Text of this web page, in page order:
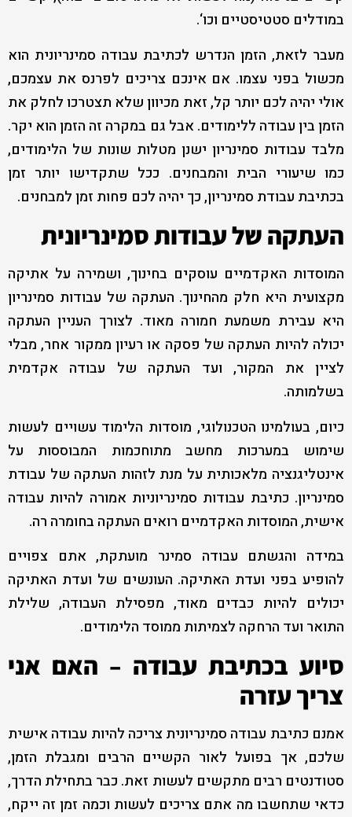
במודלים סטטיסטיים וכו‘.
מעבר לזאת, הזמן הנדרש לכתיבת עבודה סמינריונית הוא
מכשול בפני עצמו. אם אינכם צריכים לפרנס את עצמכם,
אולי יהיה לכם יותר קל, זאת מכיוון שלא תצטרכו לחלק את
הזמן בין עבודה ללימודים. אבל גם במקרה זה הזמן הוא יקר.
מלבד עבודות סמינריון ישנן מטלות שונות של הלימודים,
כמו שיעורי הבית והמבחנים. ככל שתקדישו יותר זמן
בכתיבת עבודת סמינריון, כך יהיה לכם פחות זמן למבחנים.
העתקה של עבודות סמינריונית
המוסדות האקדמיים עוסקים בחינוך, ושמירה על אתיקה
מקצועית היא חלק מהחינוך. העתקה של עבודות סמינריון
היא עבירת משמעת חמורה מאוד. לצורך העניין העתקה
יכולה להיות העתקה של פסקה או רעיון ממקור אחר, מבלי
לציין את המקור, ועד העתקה של עבודה אקדמית
בשלמותה.
כיום, בעולמינו הטכנולוגי, מוסדות הלימוד עשויים לעשות
שימוש במערכות מחשב מתוחכמות המבוססות על
אינטליגנציה מלאכותית על מנת לזהות העתקה של עבודת
סמינריון. כתיבת עבודות סמינריוניות אמורה להיות עבודה
אישית, המוסדות האקדמיים רואים העתקה בחומרה רה.
במידה והגשתם עבודה סמינר מועתקת, אתם צפויים
להופיע בפני ועדת האתיקה. העונשים של ועדת האתיקה
יכולים להיות כבדים מאוד, מפסילת העבודה, שלילת
התואר ועד הרחקה לצמיתות ממוסד הלימודים.
סיוע בכתיבת עבודה – האם אני
צריך עזרה
אמנם כתיבת עבודה סמינריונית צריכה להיות עבודה אישית
שלכם, אך בפועל לאור הקשיים הרבים ומגבלת הזמן,
סטודנטים רבים מתקשים לעשות זאת. כבר בתחילת הדרך,
כדאי שתחשבו מה אתם צריכים לעשות וכמה זמן זה ייקח,